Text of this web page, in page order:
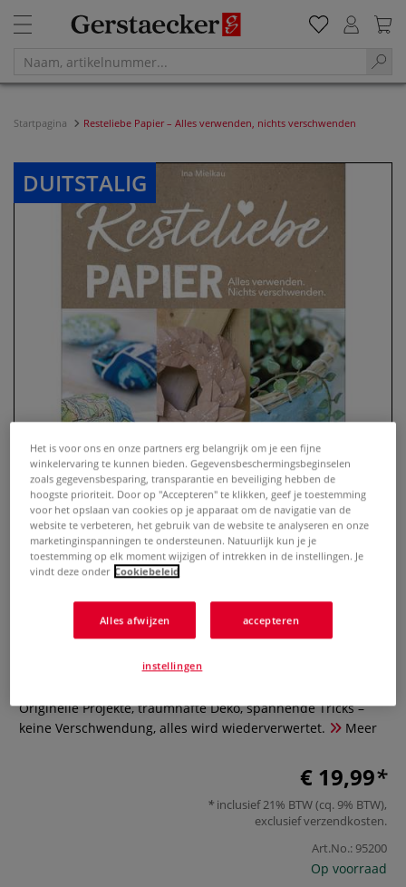
Startpagina Resteliebe Papier – Alles verwenden, nichts verschwenden
DUITSTALIG
Resteliebe Papier – Alles
verwenden, nichts verschwenden
0 Beoordeling
Originelle Projekte, traumhafte Deko, spannende Tricks –
keine Verschwendung, alles wird wiederverwertet.
Meer
€ 19,99
inclusief 21% BTW (cq. 9% BTW),
exclusiefverzendkosten.
Art.No.: 95200
Op voorraad
Het is voor ons en onze partners erg belangrijk om je een fijne
winkelervaring te kunnen bieden. Gegevensbeschermingsbeginselen
zoals gegevensbesparing, transparantie en beveiliging hebben de
hoogste prioriteit. Door op "Accepteren" te klikken, geef je toestemming
voor het opslaan van cookies op je apparaat om de navigatie van de
website te verbeteren, het gebruik van de website te analyseren en onze
marketinginspanningen te ondersteunen. Natuurlijk kun je je
toestemming op elk moment wijzigen of intrekken in de instellingen. Je
vindt deze onder Cookiebeleid
Alles afwijzen accepteren
instellingen